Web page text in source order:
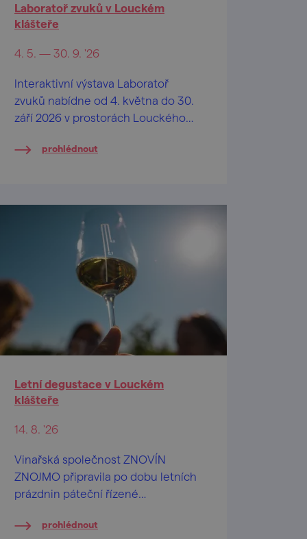
Laboratoř zvuků v Louckém
klášteře
4. 5. — 30. 9. '26
Interaktivní výstava Laboratoř
zvuků nabídne od 4. května do 30.
září 2026 v prostorách Louckého
propojující hudbu, fyziku a
prohlédnout
Letní degustace v Louckém
klášteře
14. 8. '26
Vinařská společnost ZNOVÍN
ZNOJMO připravila po dobu letních
prázdnin páteční řízené
barokního Louckého kláštera ve
prohlédnout